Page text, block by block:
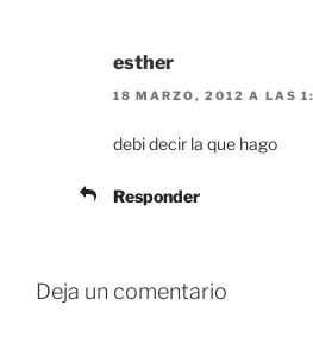
esther
18 MARZO, 2012 A LAS
debi decir la que hago
Responder
Deja un comentario